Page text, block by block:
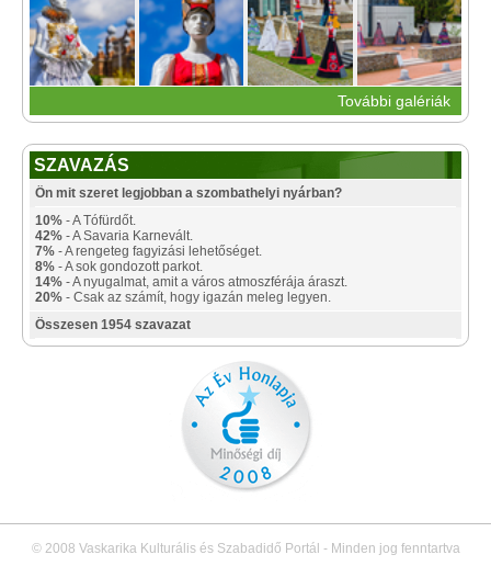
További galériák
SZAVAZÁS
Ön mit szeret legjobban a szombathelyi nyárban?
10% - A Tófürdőt.
42% - A Savaria Karnevált.
7% - A rengeteg fagyizási lehetőséget.
8% - A sok gondozott parkot.
14% - A nyugalmat, amit a város atmoszférája áraszt.
20% - Csak az számít, hogy igazán meleg legyen.
Összesen 1954 szavazat
© 2008 Vaskarika Kulturális és Szabadidő Portál - Minden jog fenntartva